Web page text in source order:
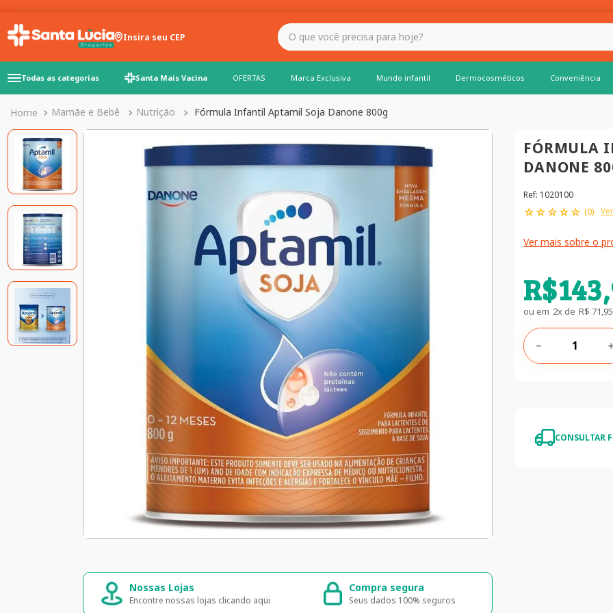
Insira seu CEP
O que você precisa para hoje?
Todas as categorias Santa Mais Vacina OFERTAS Marca Exclusiva Mundo infantil Dermocosméticos Conveniência
Mamãe e Bebê Nutrição Fórmula Infantil Aptamil Soja Danone 800g
Compra segura
Seus dados 100% seguros
Entrega rápida e segura
Entrega para todo o Brasil 5% de desconto na primeira compra
FÓRMULA
DANONE
Ref: 1020100
☆☆☆☆☆ (0)
Ver mais sobre o
R$143,
ou em 2x de R$ 71,95
－
CONSULTAR